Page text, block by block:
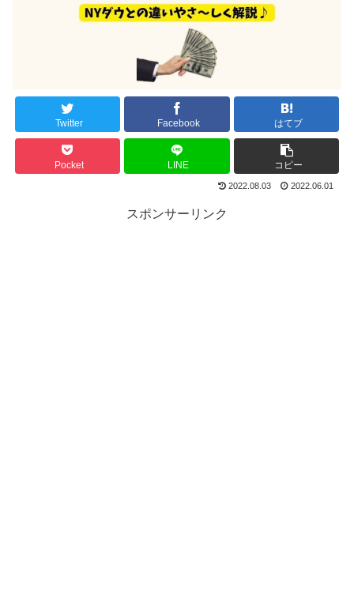
Twitter Facebook はてブ
Pocket LINE コピー
2022.08.03 2022.06.01
スポンサーリンク